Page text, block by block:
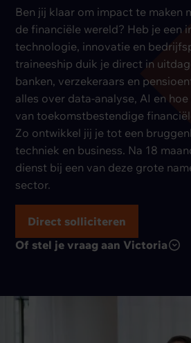
Ben jij klaar om impact te maken
de financiële wereld? Heb je een
technologie, innovatie en
traineeship duik je direct in
banken, verzekeraars en
alles over data-analyse, AI en
van toekomstbestendige
Zo ontwikkel jij je tot een
techniek en business. Na 18
dienst bij een van deze grote
sector.
Direct solliciteren
Of stel je vraag aan Victoria